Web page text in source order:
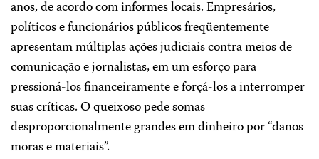
anos, de acordo com informes locais. Empresários,
políticos e funcionários públicos freqüentemente
apresentam múltiplas ações judiciais contra meios de
comunicação e jornalistas, em um esforço para
pressioná-los financeiramente e forçá-los a interromper
suas críticas. O queixoso pede somas
desproporcionalmente grandes em dinheiro por “danos
moras e materiais”.